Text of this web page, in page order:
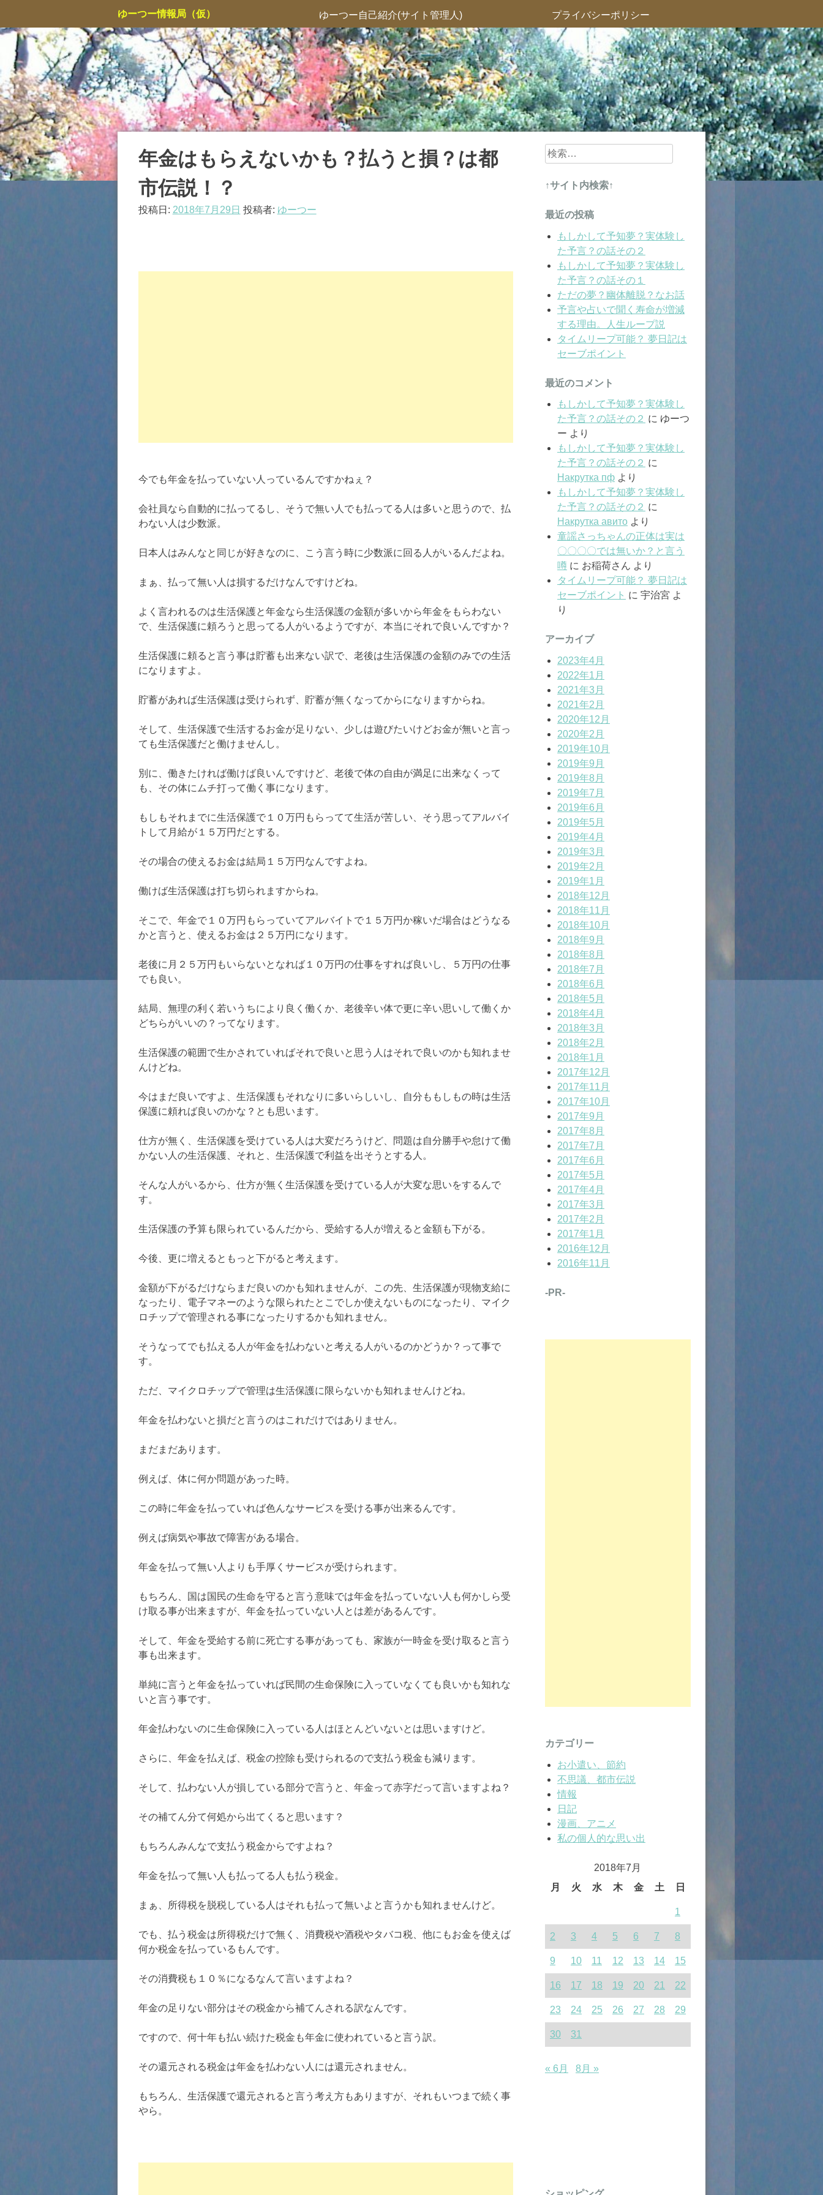
テ
へ
ス
キ
ッ
プ
ゆーつー情報局（仮） ゆーつー自己紹介(サイト管理人) プライバシーポリシー
年金はもらえないかも？払うと損？は都
市伝説！？
投稿日: 2018年7月29日 投稿者: ゆーつー
今でも年金を払っていない人っているんですかねぇ？
会社員なら自動的に払ってるし、そうで無い人でも払ってる人は多いと思うので、払
わない人は少数派。
日本人はみんなと同じが好きなのに、こう言う時に少数派に回る人がいるんだよね。
まぁ、払って無い人は損するだけなんですけどね。
よく言われるのは生活保護と年金なら生活保護の金額が多いから年金をもらわない
で、生活保護に頼ろうと思ってる人がいるようですが、本当にそれで良いんですか？
生活保護に頼ると言う事は貯蓄も出来ない訳で、老後は生活保護の金額のみでの生活
になりますよ。
貯蓄があれば生活保護は受けられず、貯蓄が無くなってからになりますからね。
そして、生活保護で生活するお金が足りない、少しは遊びたいけどお金が無いと言っ
ても生活保護だと働けませんし。
別に、働きたければ働けば良いんですけど、老後で体の自由が満足に出来なくって
も、その体にムチ打って働く事になります。
もしもそれまでに生活保護で１０万円もらってて生活が苦しい、そう思ってアルバイ
トして月給が１５万円だとする。
その場合の使えるお金は結局１５万円なんですよね。
働けば生活保護は打ち切られますからね。
そこで、年金で１０万円もらっていてアルバイトで１５万円か稼いだ場合はどうなる
かと言うと、使えるお金は２５万円になります。
老後に月２５万円もいらないとなれば１０万円の仕事をすれば良いし、５万円の仕事
でも良い。
結局、無理の利く若いうちにより良く働くか、老後辛い体で更に辛い思いして働くか
どちらがいいの？ってなります。
生活保護の範囲で生かされていればそれで良いと思う人はそれで良いのかも知れませ
んけどね。
今はまだ良いですよ、生活保護もそれなりに多いらしいし、自分ももしもの時は生活
保護に頼れば良いのかな？とも思います。
仕方が無く、生活保護を受けている人は大変だろうけど、問題は自分勝手や怠けて働
かない人の生活保護、それと、生活保護で利益を出そうとする人。
そんな人がいるから、仕方が無く生活保護を受けている人が大変な思いをするんで
す。
生活保護の予算も限られているんだから、受給する人が増えると金額も下がる。
今後、更に増えるともっと下がると考えます。
金額が下がるだけならまだ良いのかも知れませんが、この先、生活保護が現物支給に
なったり、電子マネーのような限られたとこでしか使えないものになったり、マイク
ロチップで管理される事になったりするかも知れません。
そうなってでも払える人が年金を払わないと考える人がいるのかどうか？って事で
す。
ただ、マイクロチップで管理は生活保護に限らないかも知れませんけどね。
年金を払わないと損だと言うのはこれだけではありません。
まだまだあります。
例えば、体に何か問題があった時。
この時に年金を払っていれば色んなサービスを受ける事が出来るんです。
例えば病気や事故で障害がある場合。
年金を払って無い人よりも手厚くサービスが受けられます。
もちろん、国は国民の生命を守ると言う意味では年金を払っていない人も何かしら受
け取る事が出来ますが、年金を払っていない人とは差があるんです。
そして、年金を受給する前に死亡する事があっても、家族が一時金を受け取ると言う
事も出来ます。
単純に言うと年金を払っていれば民間の生命保険に入っていなくても良いかも知れな
いと言う事です。
年金払わないのに生命保険に入っている人はほとんどいないとは思いますけど。
さらに、年金を払えば、税金の控除も受けられるので支払う税金も減ります。
そして、払わない人が損している部分で言うと、年金って赤字だって言いますよね？
その補てん分て何処から出てくると思います？
もちろんみんなで支払う税金からですよね？
年金を払って無い人も払ってる人も払う税金。
まぁ、所得税を脱税している人はそれも払って無いよと言うかも知れませんけど。
でも、払う税金は所得税だけで無く、消費税や酒税やタバコ税、他にもお金を使えば
何か税金を払っているもんです。
その消費税も１０％になるなんて言いますよね？
年金の足りない部分はその税金から補てんされる訳なんです。
ですので、何十年も払い続けた税金も年金に使われていると言う訳。
その還元される税金は年金を払わない人には還元されません。
もちろん、生活保護で還元されると言う考え方もありますが、それもいつまで続く事
やら。
検
索:
↑サイト内検索↑
最近の投稿
もしかして予知夢？実体験し
た予言？の話その２
もしかして予知夢？実体験し
た予言？の話その１
ただの夢？幽体離脱？なお話
予言や占いで聞く寿命が増減
する理由。人生ループ説
タイムリープ可能？ 夢日記は
セーブポイント
最近のコメント
もしかして予知夢？実体験し
た予言？の話その２ に ゆーつ
ー より
もしかして予知夢？実体験し
た予言？の話その２ に
Накрутка пфより
もしかして予知夢？実体験し
た予言？の話その２ に
Накрутка авитоより
童謡さっちゃんの正体は実は
〇〇〇〇では無いか？と言う
噂に お稲荷さん より
タイムリープ可能？ 夢日記は
セーブポイント に 宇治宮 よ
り
アーカイブ
2023年4月
2022年1月
2021年3月
2021年2月
2020年12月
2020年2月
2019年10月
2019年9月
2019年8月
2019年7月
2019年6月
2019年5月
2019年4月
2019年3月
2019年2月
2019年1月
2018年12月
2018年11月
2018年10月
2018年9月
2018年8月
2018年7月
2018年6月
2018年5月
2018年4月
2018年3月
2018年2月
2018年1月
2017年12月
2017年11月
2017年10月
2017年9月
2017年8月
2017年7月
2017年6月
2017年5月
2017年4月
2017年3月
2017年2月
2017年1月
2016年12月
2016年11月
-PR-
カテゴリー
お小遣い、節約
不思議、都市伝説
情報
日記
漫画、アニメ
私の個人的な思い出
2018年7月
月
火 水 木 金 土 日
1
2 3 4 5 6 7 8
9 10 11 12 13 14 15
16 17 18 19 20 21 22
23 24 25 26 27 28 29
30 31
« 6月 8月 »